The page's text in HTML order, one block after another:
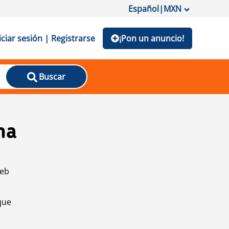
Español|MXN
sesión | Registrarse ¡Pon un anuncio!
Buscar